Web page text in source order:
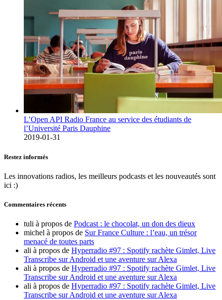
L’Open API Radio France au service des étudiants de
l’Université Paris Dauphine
2019-01-31
Restez informés
Les innovations radios, les meilleurs podcasts et les nouveautés sont
ici :)
Commentaires récents
tuli à propos de Podcast : le chocolat, un don des dieux
michel à propos de Sur France Culture : l’eau, un trésor
menacé de toutes parts
ali à propos de Hyperradio #97 : Spotify rachète Gimlet, Live
Transcribe sur Android et une aventure sur Alexa
ali à propos de Hyperradio #97 : Spotify rachète Gimlet, Live
Transcribe sur Android et une aventure sur Alexa
ali à propos de Hyperradio #97 : Spotify rachète Gimlet, Live
Transcribe sur Android et une aventure sur Alexa